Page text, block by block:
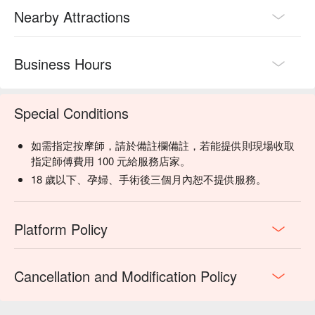
Nearby Attractions
Business Hours
Special Conditions
如需指定按摩師，請於備註欄備註，若能提供則現場收取
指定師傅費用 100 元給服務店家。
18 歲以下、孕婦、手術後三個月內恕不提供服務。
Platform Policy
Cancellation and Modification Policy